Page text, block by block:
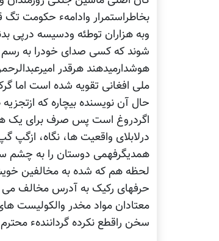
بخاطراستمرار وادامهء حکومت تگ
وبه هزاران توطئه ودسیسه درپی
شوند که کسی صدای خودرا به رسم
هوشدارمیدهند هرقدر
ملی افغانی تقویه شده است اما
حال آن نویسنده بیچاره که
اگردروغ است پس صرف برای یک
درلابلای واقعیت ها، نگاه، ازگپ
همدیگرفهمی دوستان را به چشم
لحظه هم که شده به مخالفین
حرفهای رکیک به آدرس مخالف می
معتادان مواد مخدر والکولیست
سخن راقطع نکرده گردانندهء